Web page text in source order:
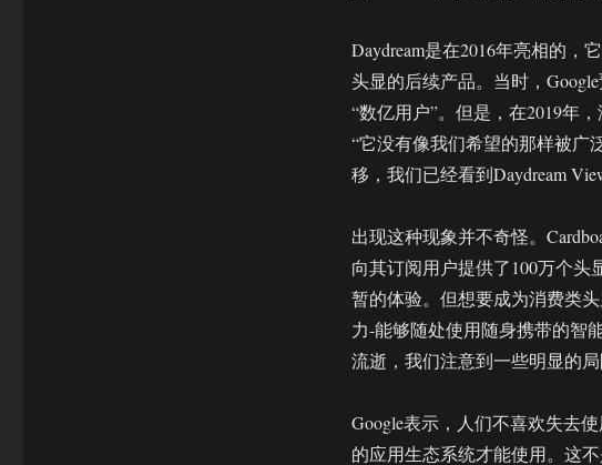
Daydream是在2016年亮相的，
头显的后续产品。当时，
“数亿用户”。但是，在2019年
“它没有像我们希望的那样被广
移，我们已经看到Daydream
出现这种现象并不奇怪。
向其订阅用户提供了100万个
暂的体验。但想要成为消费类
力-能够随处使用随身携带的智
流逝，我们注意到一些明显的
Google表示，人们不喜欢失去
的应用生态系统才能使用。这